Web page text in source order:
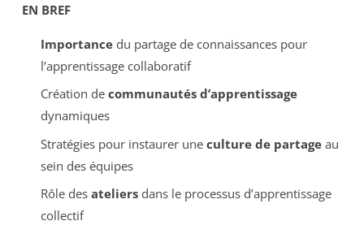
EN BREF
Importancedu partage de connaissances pour
l’apprentissage collaboratif
Création de communautés d’apprentissage
dynamiques
Stratégies pour instaurer une culture de partageau
sein des équipes
Rôle des ateliersdans le processus d’apprentissage
collectif